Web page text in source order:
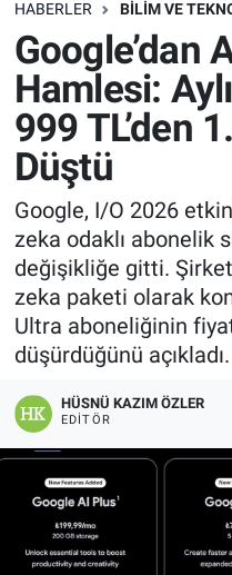
HABERLER BILIM VE
Google’dan
Hamlesi:
999 TL’den
Düştü
Google, I/O 2026
zeka odaklı abonelik
değişikliğe gitti.
zeka paketi olarak
Ultra aboneliğinin
düşürdüğünü açıkladı.
HÜSNÜ KAZIM ÖZLER
EDITÖR
Köşe Yazarları
Kültür Sanat
Manşet
Resmi İlanlar
Sağlık
Son Dakika
Spor
Uşak Haberleri